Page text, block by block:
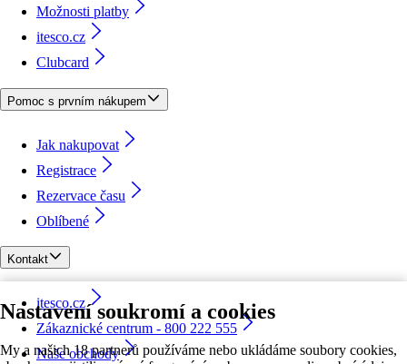
Nastavení soukromí a cookies
My a našich 18 partnerů používáme nebo ukládáme soubory cookies,
Možnosti platby
itesco.cz
Clubcard
Pomoc s prvním nákupem
Jak nakupovat
Registrace
Rezervace času
Oblíbené
Kontakt
itesco.cz
Zákaznické centrum - 800 222 555
Naše obchody